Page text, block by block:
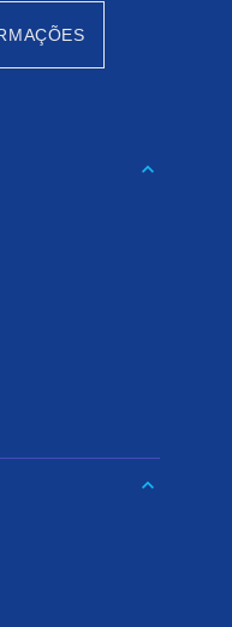
keyboard_arrow_down
keyboard_arrow_down